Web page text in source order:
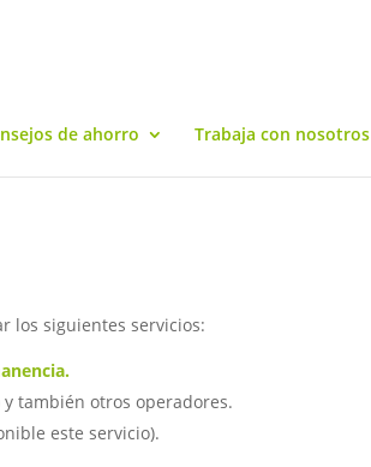
de ahorro Trabaja con nosotros
los siguientes servicios:
también otros operadores.
este servicio).